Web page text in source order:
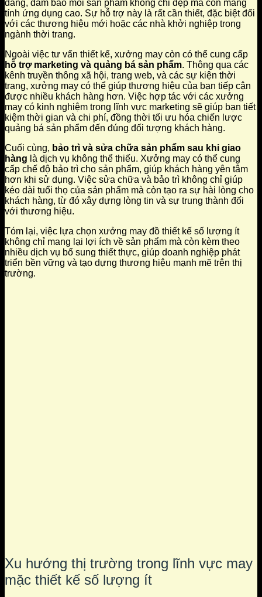
dáng, đảm bảo mỗi sản phẩm không chỉ đẹp mà còn mang
tính ứng dụng cao. Sự hỗ trợ này là rất cần thiết, đặc biệt đối
với các thương hiệu mới hoặc các nhà khởi nghiệp trong
ngành thời trang.
Ngoài việc tư vấn thiết kế, xưởng may còn có thể cung cấp
hỗ trợ marketing và quảng bá sản phẩm. Thông qua các
kênh truyền thông xã hội, trang web, và các sự kiện thời
trang, xưởng may có thể giúp thương hiệu của bạn tiếp cận
được nhiều khách hàng hơn. Việc hợp tác với các xưởng
may có kinh nghiệm trong lĩnh vực marketing sẽ giúp bạn tiết
kiệm thời gian và chi phí, đồng thời tối ưu hóa chiến lược
quảng bá sản phẩm đến đúng đối tượng khách hàng.
Cuối cùng, bảo trì và sửa chữa sản phẩm sau khi giao
hàng là dịch vụ không thể thiếu. Xưởng may có thể cung
cấp chế độ bảo trì cho sản phẩm, giúp khách hàng yên tâm
hơn khi sử dụng. Việc sửa chữa và bảo trì không chỉ giúp
kéo dài tuổi thọ của sản phẩm mà còn tạo ra sự hài lòng cho
khách hàng, từ đó xây dựng lòng tin và sự trung thành đối
với thương hiệu.
Tóm lại, việc lựa chọn xưởng may đồ thiết kế số lượng ít
không chỉ mang lại lợi ích về sản phẩm mà còn kèm theo
nhiều dịch vụ bổ sung thiết thực, giúp doanh nghiệp phát
triển bền vững và tạo dựng thương hiệu mạnh mẽ trên thị
trường.
Xu hướng thị trường trong lĩnh vực may
mặc thiết kế số lượng ít